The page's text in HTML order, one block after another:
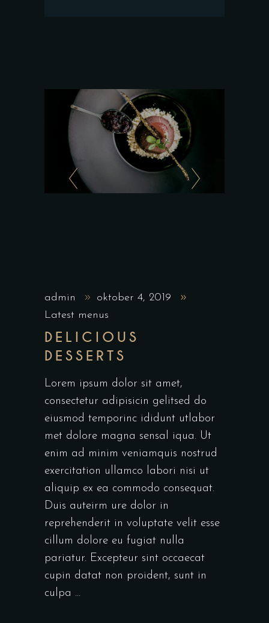
admin
oktober 4, 2019
Latest menus
DELICIOUS
DESSERTS
Lorem ipsum dolor sit amet,
consectetur adipisicin gelitsed do
eiusmod temporinc ididunt utlabor
met dolore magna sensal iqua. Ut
enim ad minim veniamquis nostrud
exercitation ullamco labori nisi ut
aliquip ex ea commodo consequat.
Duis auteirm ure dolor in
reprehenderit in voluptate velit esse
cillum dolore eu fugiat nulla
pariatur. Excepteur sint occaecat
cupin datat non proident, sunt in
culpa